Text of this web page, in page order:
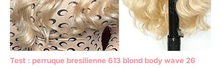
Test : perruque bresilienne 613 blond body wave 26